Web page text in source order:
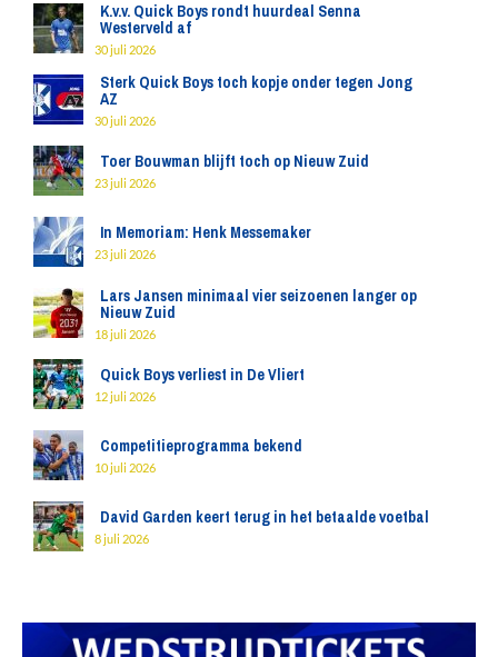
K.v.v. Quick Boys rondt huurdeal Senna
Westerveld af
30 juli 2026
Sterk Quick Boys toch kopje onder tegen Jong
AZ
30 juli 2026
Toer Bouwman blijft toch op Nieuw Zuid
23 juli 2026
In Memoriam: Henk Messemaker
23 juli 2026
Lars Jansen minimaal vier seizoenen langer op
Nieuw Zuid
18 juli 2026
Quick Boys verliest in De Vliert
12 juli 2026
Competitieprogramma bekend
10 juli 2026
David Garden keert terug in het betaalde voetbal
8 juli 2026